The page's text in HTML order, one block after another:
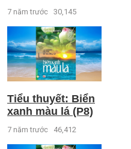
7 năm trước 30,145
Tiểu thuyết: Biển
xanh màu lá (P8)
7 năm trước 46,412